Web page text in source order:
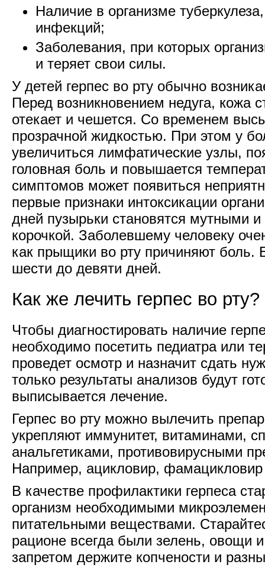
Наличие в организме
инфекций;
Заболевания, при которых
и теряет свои силы.
У детей герпес во рту обычно
Перед возникновением недуга, кожа
отекает и чешется. Со временем
прозрачной жидкостью. При этом у
увеличиться лимфатические узлы,
головная боль и повышается
симптомов может появиться
первые признаки интоксикации
дней пузырьки становятся мутными
корочкой. Заболевшему человеку
как прыщики во рту причиняют боль.
шести до девяти дней.
Как же лечить герпес во рту?
Чтобы диагностировать наличие
необходимо посетить педиатра или
проведет осмотр и назначит сдать
только результаты анализов будут
выписывается лечение.
Герпес во рту можно вылечить
укрепляют иммунитет, витаминами,
анальгетиками, противовирусными
Например, ацикловир,
В качестве профилактики герпеса
организм необходимыми
питательными веществами.
рационе всегда были зелень, овощи
запретом держите копчености и